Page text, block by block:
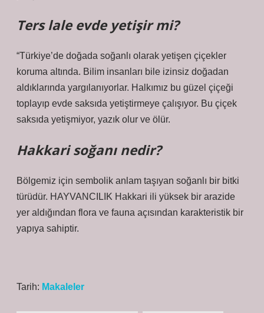
Ters lale evde yetişir mi?
“Türkiye’de doğada soğanlı olarak yetişen çiçekler
koruma altında. Bilim insanları bile izinsiz doğadan
aldıklarında yargılanıyorlar. Halkımız bu güzel çiçeği
toplayıp evde saksıda yetiştirmeye çalışıyor. Bu çiçek
saksıda yetişmiyor, yazık olur ve ölür.
Hakkari soğanı nedir?
Bölgemiz için sembolik anlam taşıyan soğanlı bir bitki
türüdür. HAYVANCILIK Hakkari ili yüksek bir arazide
yer aldığından flora ve fauna açısından karakteristik bir
yapıya sahiptir.
Tarih: Makaleler